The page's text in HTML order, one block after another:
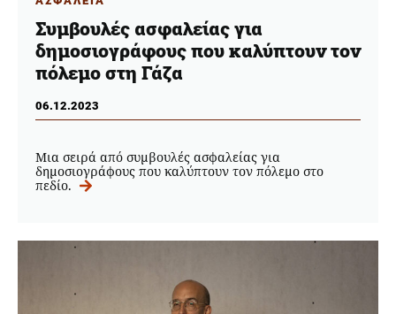
Συμβουλές ασφαλείας για
δημοσιογράφους που καλύπτουν τον
πόλεμο στη Γάζα
06.12.2023
Mια σειρά από συμβουλές ασφαλείας για
δημοσιογράφους που καλύπτουν τον πόλεμο στο
πεδίο.